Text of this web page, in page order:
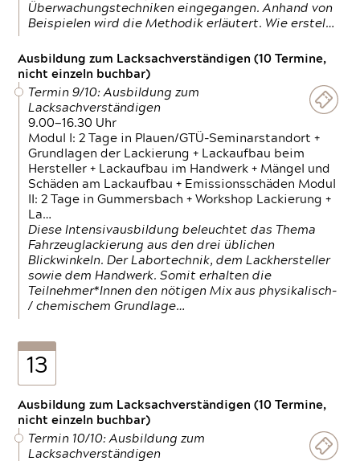
Überwachungstechniken eingegangen. Anhand von
Beispielen wird die Methodik erläutert. Wie erstel…
Ausbildung zum Lacksachverständigen (10 Termine,
nicht einzeln buchbar)
Termin 9/10: Ausbildung zum
Lacksachverständigen
9.00—16.30 Uhr
Modul I: 2 Tage in Plauen/GTÜ-Seminarstandort +
Grundlagen der Lackierung + Lackaufbau beim
Hersteller + Lackaufbau im Handwerk + Mängel und
Schäden am Lackaufbau + Emissionsschäden Modul
II: 2 Tage in Gummersbach + Workshop Lackierung +
La…
Diese Intensivausbildung beleuchtet das Thema
Fahrzeuglackierung aus den drei üblichen
Blickwinkeln. Der Labortechnik, dem Lackhersteller
sowie dem Handwerk. Somit erhalten die
Teilnehmer*Innen den nötigen Mix aus physikalisch-
/ chemischem Grundlage…
13
Ausbildung zum Lacksachverständigen (10 Termine,
nicht einzeln buchbar)
Termin 10/10: Ausbildung zum
Lacksachverständigen